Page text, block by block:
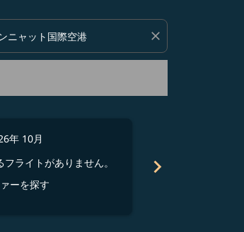
close
年 10月
ライトがありません。
ーを探す
chevron_right